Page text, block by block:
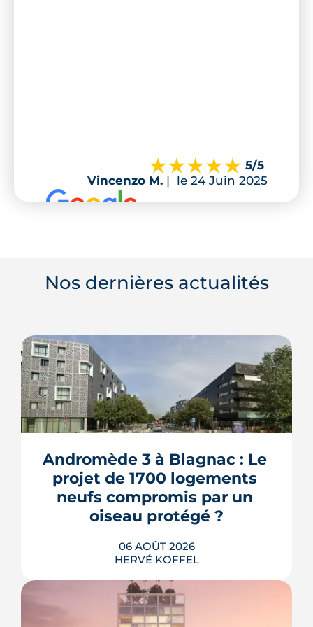
5/5
Vincenzo M. | le 24 Juin 2025
Nos dernières actualités
Andromède 3 à Blagnac : Le
projet de 1700 logements
neufs compromis par un
oiseau protégé ?
06 AOÛT 2026
HERVÉ KOFFEL